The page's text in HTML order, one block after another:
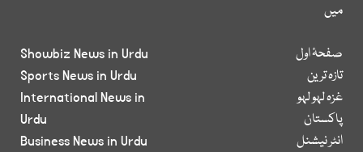
میں
صفحۂ اول
تازہ ترین
غزہ لہو لہو
پاکستان
انٹر نیشنل
Showbiz News in Urdu
Sports News in Urdu
International News in
Urdu
Business News in Urdu